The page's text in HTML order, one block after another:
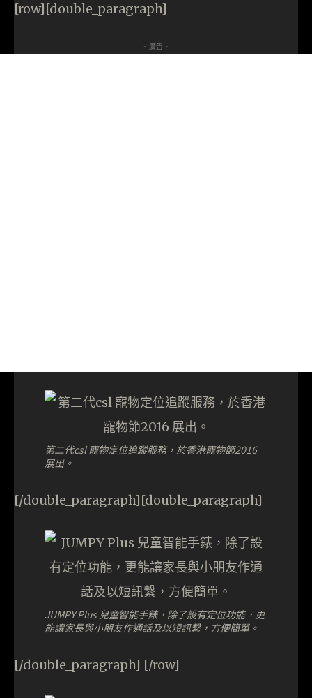
[row][double_paragraph]
- 廣告 -
第二代csl 寵物定位追蹤服務，於香港寵物節2016
展出。
[/double_paragraph][double_paragraph]
JUMPY Plus 兒童智能手錶，除了設有定位功能，更
能讓家長與小朋友作通話及以短訊繫，方便簡單。
[/double_paragraph] [/row]